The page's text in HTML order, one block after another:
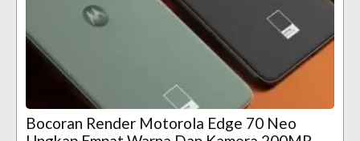
Bocoran Render Motorola Edge 70 Neo